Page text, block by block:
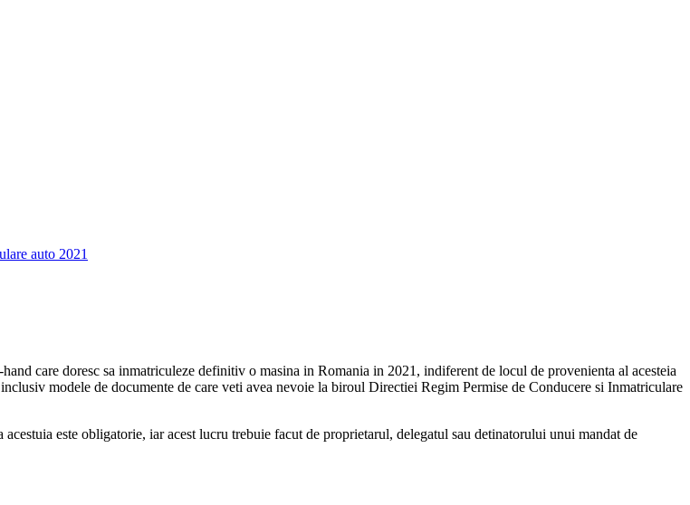
auto 2021
care doresc sa inmatriculeze definitiv o masina in Romania in 2021, indiferent de locul de provenienta al acesteia
modele de documente de care veti avea nevoie la biroul Directiei Regim Permise de Conducere si Inmatriculare
este obligatorie, iar acest lucru trebuie facut de proprietarul, delegatul sau detinatorului unui mandat de